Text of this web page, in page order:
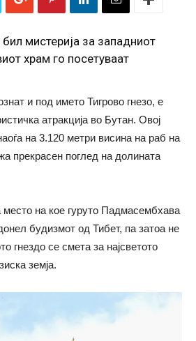
мистерија за западниот
храм го посетуваат
и под името Тигрово гнезо, е
атракција во Бутан. Овој
на 3.120 метри висина на раб на
прекрасен поглед на долината
место на кое гуруто Падмасембхава
будизмот од Тибет, па затоа не
гнездо се смета за најсветото
земја.